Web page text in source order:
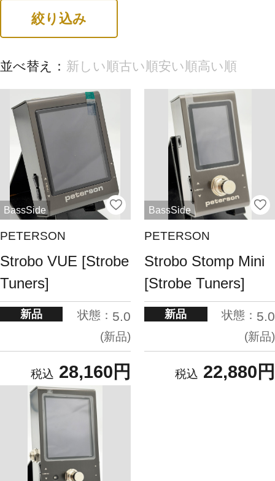
絞り込み
並べ替え： 新しい順古い順安い順高い順
BassSide
PETERSON
Strobo VUE [Strobe
Tuners]
新品 状態： 5.0
新品
28,160円
BassSide
PETERSON
Strobo Stomp Mini
[Strobe Tuners]
新品 状態： 5.0
新品
22,880円